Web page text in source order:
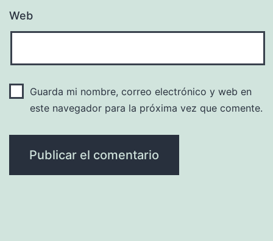
Web
Guarda mi nombre, correo electrónico y web en
este navegador para la próxima vez que comente.